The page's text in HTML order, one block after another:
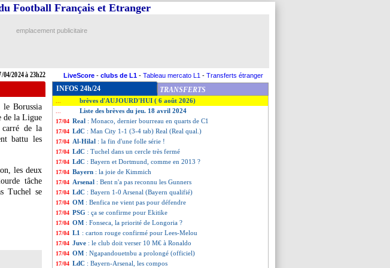
04/2024 à 23h22
Football Français et Etranger
emplacement publicitaire
LiveScore - clubs de L1 - Tableau mercato L1 - Transferts étranger
Borussia
de la Ligue
carré de la
battu les
les deux
tâche
Tuchel se
INFOS 24h/24 TRANSFERTS
brèves d'AUJOURD'HUI ( 6 août 2026)
Liste des brèves du jeu. 18 avril 2024
17/04 Real : Monaco, dernier bourreau en quarts de C1
17/04 LdC : Man City 1-1 (3-4 tab) Real (Real qual.)
17/04 Al-Hilal : la fin d'une folle série !
17/04 LdC : Tuchel dans un cercle très fermé
17/04 LdC : Bayern et Dortmund, comme en 2013 ?
17/04 Bayern : la joie de Kimmich
17/04 Arsenal : Bent n'a pas reconnu les Gunners
17/04 LdC : Bayern 1-0 Arsenal (Bayern qualifié)
17/04 OM : Benfica ne vient pas pour défendre
17/04 PSG : ça se confirme pour Ekitike
17/04 OM : Fonseca, la priorité de Longoria ?
17/04 L1 : carton rouge confirmé pour Lees-Melou
17/04 Juve : le club doit verser 10 M€ à Ronaldo
17/04 OM : Ngapandouetnbu a prolongé (officiel)
17/04 LdC : Bayern-Arsenal, les compos